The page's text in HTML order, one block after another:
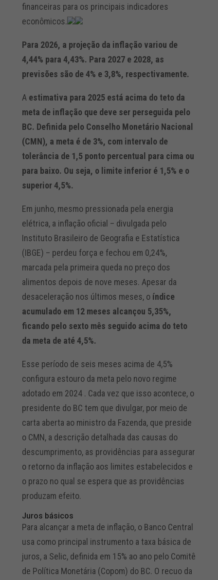
financeiras para os principais indicadores
econômicos.
Para 2026, a projeção da inflação variou de
4,44% para 4,43%. Para 2027 e 2028, as
previsões são de 4% e 3,8%, respectivamente.
A estimativa para 2025 está acima do teto da
meta de inflação que deve ser perseguida pelo
BC. Definida pelo Conselho Monetário Nacional
(CMN), a meta é de 3%, com intervalo de
tolerância de 1,5 ponto percentual para cima ou
para baixo. Ou seja, o limite inferior é 1,5% e o
superior 4,5%.
Em junho, mesmo pressionada pela energia
elétrica, a inflação oficial – divulgada pelo
Instituto Brasileiro de Geografia e Estatística
(IBGE) – perdeu força e fechou em 0,24%,
marcada pela primeira queda no preço dos
alimentos depois de nove meses. Apesar da
desaceleração nos últimos meses, o índice
acumulado em 12 meses alcançou 5,35%,
ficando pelo sexto mês seguido acima do teto
da meta de até 4,5%.
Esse período de seis meses acima de 4,5%
configura estouro da meta pelo novo regime
adotado em 2024 . Cada vez que isso acontece, o
presidente do BC tem que divulgar, por meio de
carta aberta ao ministro da Fazenda, que preside
o CMN, a descrição detalhada das causas do
descumprimento, as providências para assegurar
o retorno da inflação aos limites estabelecidos e
o prazo no qual se espera que as providências
produzam efeito.
Juros básicos
Para alcançar a meta de inflação, o Banco Central
usa como principal instrumento a taxa básica de
juros, a Selic, definida em 15% ao ano pelo Comitê
de Política Monetária (Copom) do BC. O recuo da